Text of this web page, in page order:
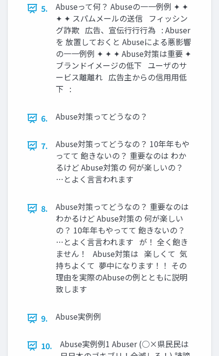
5.
Abuseって何？ Abuseの⼀一例例 ✦ ✦
✦ ✦ スパムメールの送信 フィッシン
グ詐欺 広告、宣伝⾏行行為 : Abuser
を 放置しておくと Abuseによる悪影響
の⼀一例例 ✦ ✦ ✦ Abuse対策は重要 ✦
ブランドイメージの低下 ユーザのサ
ービス離離れ 広告主からの信⽤用低
下 :
6. Abuse対策ってどうなの？
7.
Abuse対策ってどうなの？ 10年年もや
ってて 飽きないの？ 重要なのは わか
るけど Abuse対策の 何が楽しいの？
…とよく⾔言われます
8.
Abuse対策ってどうなの？ 重要なのは
わかるけど Abuse対策の 何が楽しい
の？ 10年年もやってて 飽きないの？
…とよく⾔言われます が！ 全く飽き
ません！ Abuse対策は 楽しくて 気
持ちよくて 夢中になります！！ その
理由を実際のAbuseの例とともに説明
致します
9. Abuse実例例
10.
Abuse実例例1 Abuser (○×県⺠民は